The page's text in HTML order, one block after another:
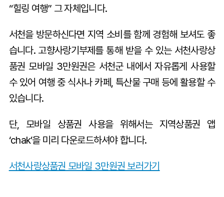
“힐링 여행” 그 자체입니다.
서천을 방문하신다면 지역 소비를 함께 경험해 보셔도 좋
습니다. 고향사랑기부제를 통해 받을 수 있는 서천사랑상
품권 모바일 3만원권은 서천군 내에서 자유롭게 사용할
수 있어 여행 중 식사나 카페, 특산물 구매 등에 활용할 수
있습니다.
단, 모바일 상품권 사용을 위해서는 지역상품권 앱
‘chak’을 미리 다운로드하셔야 합니다.
서천사랑상품권 모바일 3만원권 보러가기